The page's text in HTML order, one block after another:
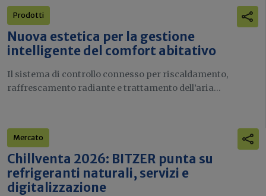
Prodotti
Nuova estetica per la gestione
intelligente del comfort abitativo
Il sistema di controllo connesso per riscaldamento,
raffrescamento radiante e trattamento dell’aria...
Mercato
Chillventa 2026: BITZER punta su
refrigeranti naturali, servizi e
digitalizzazione